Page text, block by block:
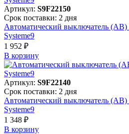
Артикул: S9F22150
Срок поставки: 2 дня
Автоматический выключатель
Systeme9
1 952 ₽
В корзинy
Артикул: S9F22140
Срок поставки: 2 дня
Автоматический выключатель
Systeme9
1 348 ₽
В корзинy